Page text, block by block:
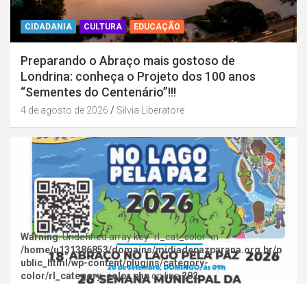
CIDADANIA CULTURA EDUCAÇÃO
Preparando o Abraço mais gostoso de
Londrina: conheça o Projeto dos 100 anos
“Sementes do Centenário”!!!
4 de agosto de 2026 Silvia Liberatore
Warning: Undefined array key "rl_cat_color" in
/home/u131386853/domains/midiadepazparana.org.br/p
ublic_html/wp-content/plugins/category-
color/rl_category_color.phpon line202